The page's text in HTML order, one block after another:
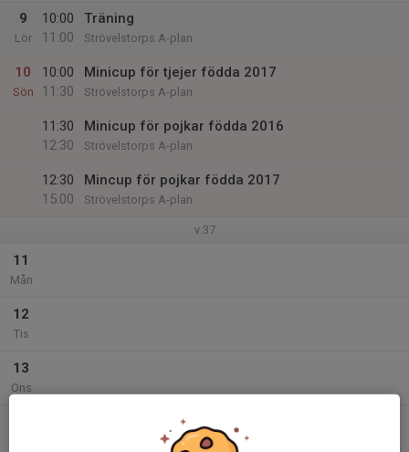
9
Lör
10:00
11:00
Träning
Strövelstorps A-plan
10
Sön
10:00
11:30
Minicup för tjejer födda 2017
Strövelstorps A-plan
11:30
12:30
Minicup för pojkar födda 2016
Strövelstorps A-plan
12:30
15:00
Mincup för pojkar födda 2017
Strövelstorps A-plan
v.37
11
Mån
12
Tis
13
Ons